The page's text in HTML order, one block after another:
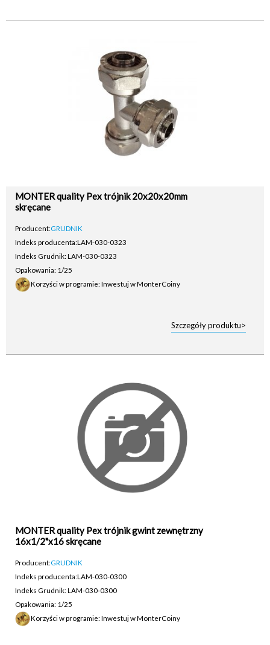
MONTER quality Pex trójnik 20x20x20mm
skręcane
Producent:GRUDNIK
Indeks producenta:LAM-030-0323
Indeks Grudnik: LAM-030-0323
Opakowania: 1/25
Korzyści w programie: Inwestuj w MonterCoiny
Szczegóły produktu>
MONTER quality Pex trójnik gwint zewnętrzny
16x1/2"x16 skręcane
Producent:GRUDNIK
Indeks producenta:LAM-030-0300
Indeks Grudnik: LAM-030-0300
Opakowania: 1/25
Korzyści w programie: Inwestuj w MonterCoiny